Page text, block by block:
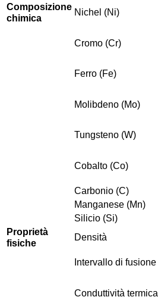
Composizione
chimica
Nichel (Ni)
Cromo (Cr)
Ferro (Fe)
Molibdeno (Mo)
Tungsteno (W)
Cobalto (Co)
Carbonio (C)
Manganese (Mn)
Silicio (Si)
Proprietà
fisiche
Densità
Intervallo di fusione
Conduttività termica